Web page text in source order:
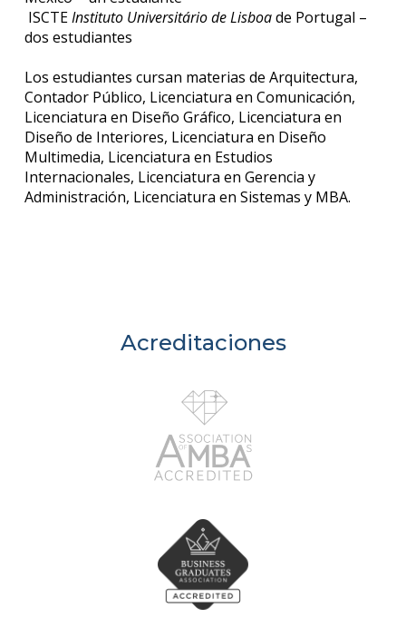
ISCTEInstituto Universitário de Lisboade Portugal –
dos estudiantes
Los estudiantes cursan materias de Arquitectura,
Contador Público, Licenciatura en Comunicación,
Licenciatura en Diseño Gráfico, Licenciatura en
Diseño de Interiores, Licenciatura en Diseño
Multimedia, Licenciatura en Estudios
Internacionales, Licenciatura en Gerencia y
Administración, Licenciatura en Sistemas y MBA.
Acreditaciones